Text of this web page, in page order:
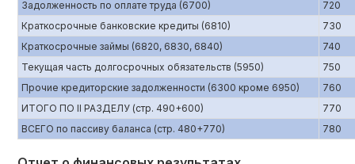
Задолженность по оплате труда (6700)
720
Краткосрочные банковские кредиты (6810)
730
Краткосрочные займы (6820, 6830, 6840)
740
Текущая часть долгосрочных обязательств (5950)
750
Прочие кредиторские задолженности (6300 кроме 6950)
760
ИТОГО ПО II РАЗДЕЛУ (стр. 490+600)
770
ВСЕГО по пассиву баланса (стр. 480+770)
780